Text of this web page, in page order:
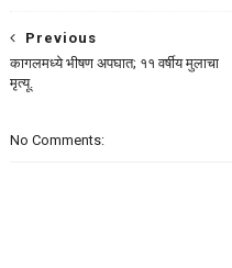
Previous
कागलमध्ये भीषण अपघात; ११ वर्षीय मुलाचा
मृत्यू.
No Comments: